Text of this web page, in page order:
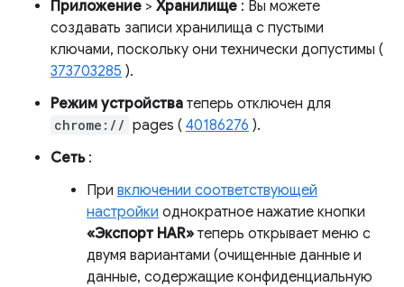
Приложение > Хранилище : Вы можете
создавать записи хранилища с пустыми
ключами, поскольку они технически допустимы (
373703285 ).
Режим устройства теперь отключен для
chrome:// pages ( 40186276 ).
Сеть:
При включении соответствующей
настройки однократное нажатие кнопки
«Экспорт HAR» теперь открывает меню с
двумя вариантами (очищенные данные и
данные, содержащие конфиденциальную